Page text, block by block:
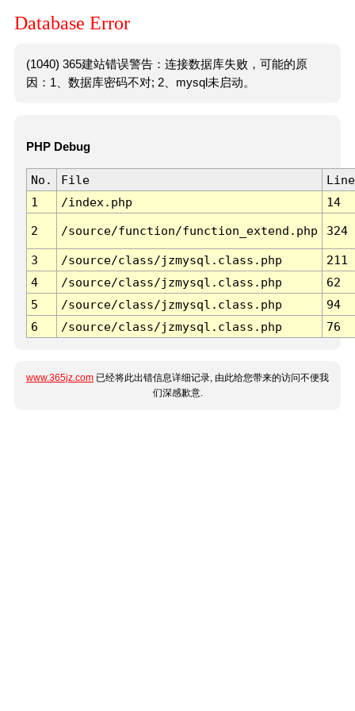
Database Error
(1040) 365建站错误警告：连接数据库失败，可能的原
因：1、数据库密码不对; 2、mysql未启动。
PHP Debug
No. File
Line
1
/index.php 14
2 /source/function/function_extend.php 324
3 /source/class/jzmysql.class.php
211
4
/source/class/jzmysql.class.php
62
5
/source/class/jzmysql.class.php
94
6
/source/class/jzmysql.class.php 76
www.365jz.com 已经将此出错信息详细记录, 由此给您带来的访问不便我
们深感歉意.